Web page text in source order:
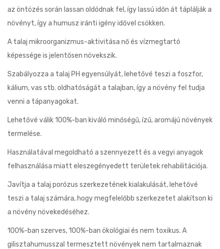
az öntözés során lassan oldódnak fel, így lassú időn át táplálják a
növényt, így a humusz iránti igény idővel csökken.
A talaj mikroorganizmus-aktivitása nő és vízmegtartó
képessége is jelentősen növekszik.
Szabályozza a talaj PH egyensúlyát, lehetővé teszi a foszfor,
kálium, vas stb. oldhatóságát a talajban, így a növény fel tudja
venni a tápanyagokat.
Lehetővé válik 100%-ban kiváló minőségű, ízű, aromájú növények
termelése.
Használatával megoldható a szennyezett és a vegyi anyagok
felhasználása miatt eleszegényedett területek rehabilitációja.
Javítja a talaj porózus szerkezetének kialakulását, lehetővé
teszi a talaj számára, hogy megfelelőbb szerkezetet alakítson ki
a növény növekedéséhez.
100%-ban szerves, 100%-ban ökológiai és nem toxikus. A
gilisztahumusszal termesztett növények nem tartalmaznak